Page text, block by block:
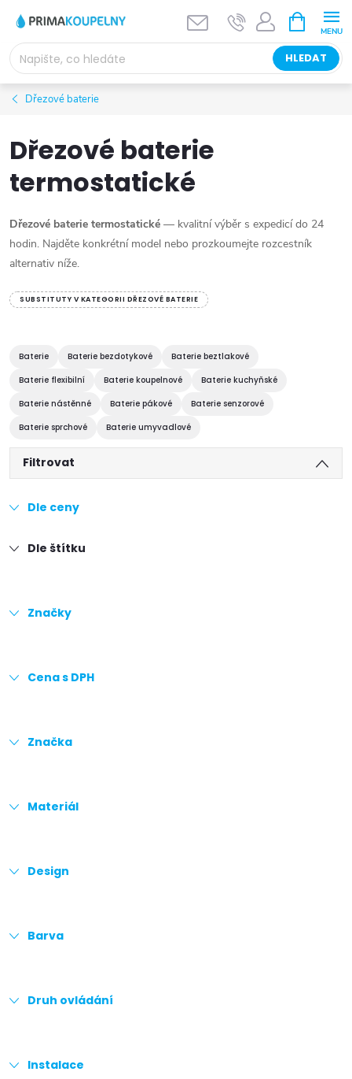
obsah
HLEDAT
NÁKUPNÍ
KOŠÍK
Dřezové baterie
Dřezové baterie
termostatické
Dřezové baterie termostatické — kvalitní výběr s expedicí do 24
hodin. Najděte konkrétní model nebo prozkoumejte rozcestník
alternativ níže.
SUBSTITUTY V KATEGORII DŘEZOVÉ BATERIE
Baterie Baterie bezdotykové
Baterie beztlakové
Baterie flexibilní
Baterie koupelnové
Baterie kuchyňské
Baterie nástěnné
Baterie pákové
Baterie senzorové
Baterie sprchové
Baterie umyvadlové
Filtrovat
Dle ceny
Dle štítku
Značky
Cena s DPH
Značka
Materiál
Design
Barva
Druh ovládání
Instalace